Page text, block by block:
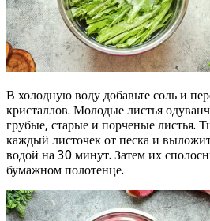
В холодную воду добавьте соль и
кристаллов. Молодые листья
грубые, старые и порченые листья.
каждый листочек от песка и
водой на 30 минут. Затем их
бумажном полотенце.